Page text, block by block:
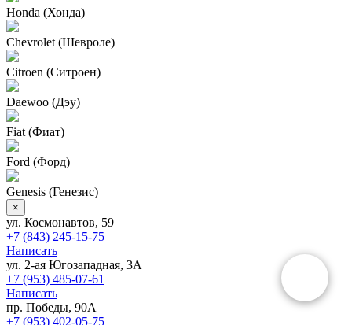
Honda (Хонда)
Chevrolet (Шевроле)
Citroen (Ситроен)
Daewoo (Дэу)
Fiat (Фиат)
Ford (Форд)
Genesis (Генезис)
×
ул. Космонавтов, 59
+7 (843) 245-15-75
Написать
ул. 2-ая Югозападная, 3А
+7 (953) 485-07-61
Написать
пр. Победы, 90А
+7 (953) 402-05-75